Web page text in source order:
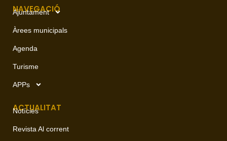
NAVEGACIÓ
Ajuntament
Àrees municipals
Agenda
Turisme
APPs
ACTUALITAT
Notícies
Revista Al corrent